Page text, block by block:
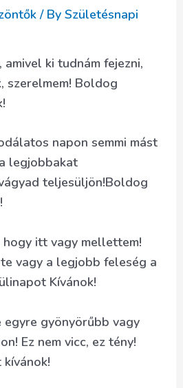
/ By Születésnapi
ki tudnám fejezni,
szerelmem! Boldog
napon semmi mást
legjobbakat
teljesüljön!Boldog
hogy itt vagy mellettem!
vagy a legjobb feleség a
Kívánok!
egyre gyönyörűbb vagy
Ez nem vicc, ez tény!